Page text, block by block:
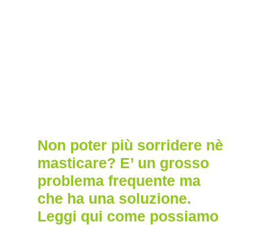
Non poter più sorridere nè
masticare? E’ un grosso
problema frequente ma
che ha una soluzione.
Leggi qui come possiamo